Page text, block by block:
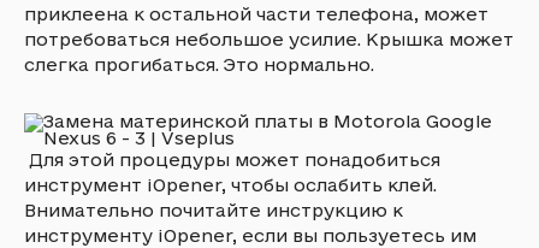
приклеена к остальной части телефона, может
потребоваться небольшое усилие. Крышка может
слегка прогибаться. Это нормально.
Для этой процедуры может понадобиться
инструмент iOpener, чтобы ослабить клей.
Внимательно почитайте инструкцию к
инструменту iOpener, если вы пользуетесь им